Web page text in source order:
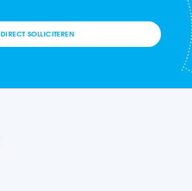
DIRECT SOLLICITEREN